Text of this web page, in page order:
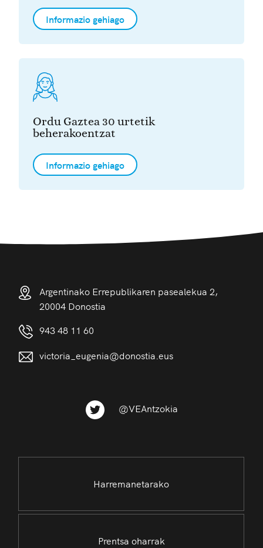
Informazio gehiago
Ordu Gaztea 30 urtetik
beherakoentzat
Informazio gehiago
Argentinako Errepublikaren pasealekua 2,
20004 Donostia
943 48 11 60
victoria_eugenia@donostia.eus
@VEAntzokia
Harremanetarako
Prentsa oharrak